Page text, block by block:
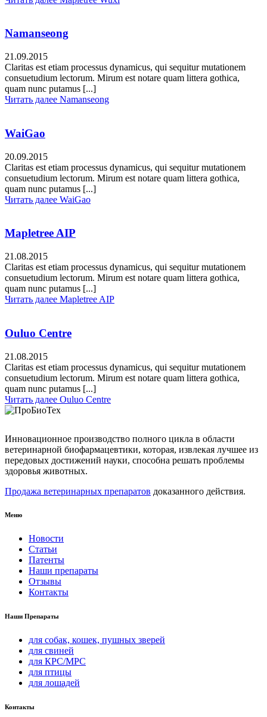
Namanseong
21.09.2015
Claritas est etiam processus dynamicus, qui sequitur mutationem
consuetudium lectorum. Mirum est notare quam littera gothica,
quam nunc putamus [...]
Читать далее Namanseong
WaiGao
20.09.2015
Claritas est etiam processus dynamicus, qui sequitur mutationem
consuetudium lectorum. Mirum est notare quam littera gothica,
quam nunc putamus [...]
Читать далее WaiGao
Mapletree AIP
21.08.2015
Claritas est etiam processus dynamicus, qui sequitur mutationem
consuetudium lectorum. Mirum est notare quam littera gothica,
quam nunc putamus [...]
Читать далее Mapletree AIP
Ouluo Centre
21.08.2015
Claritas est etiam processus dynamicus, qui sequitur mutationem
consuetudium lectorum. Mirum est notare quam littera gothica,
quam nunc putamus [...]
Читать далее Ouluo Centre
Инновационное производство полного цикла в области
ветеринарной биофармацевтики, которая, извлекая лучшее из
передовых достижений науки, способна решать проблемы
здоровья животных.
Продажа ветеринарных препаратов доказанного действия.
Меню
Новости
Статьи
Патенты
Наши препараты
Отзывы
Контакты
Наши Препараты
для собак, кошек, пушных зверей
для свиней
для КРС/МРС
для птицы
для лошадей
Контакты